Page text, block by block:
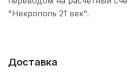
"Некрополь 21 век".
Доставка